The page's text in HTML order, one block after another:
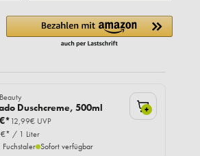
Duschcreme, 500ml
12,99€ UVP
/ 1 Liter
Fuchstaler Sofort verfügbar
+